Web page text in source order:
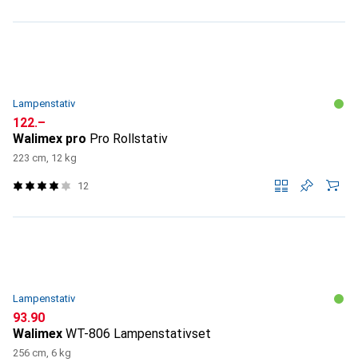
Lampenstativ
CHF
122.–
Walimex pro Pro Rollstativ
223 cm, 12 kg
12
Lampenstativ
CHF
93.90
Walimex WT-806 Lampenstativset
256 cm, 6 kg